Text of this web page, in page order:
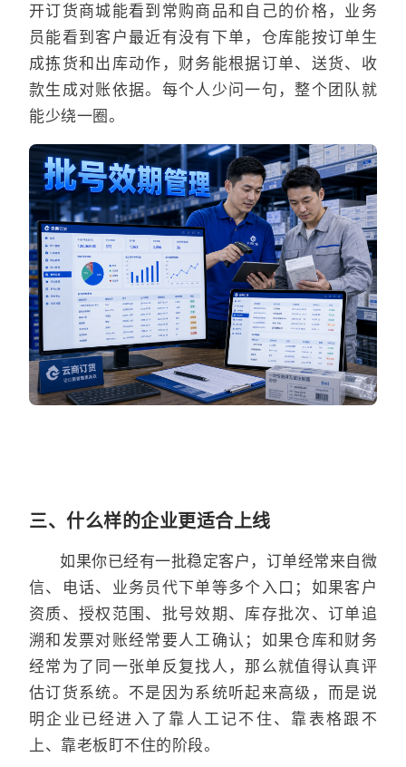
开订货商城能看到常购商品和自己的价格，业务
员能看到客户最近有没有下单，仓库能按订单生
成拣货和出库动作，财务能根据订单、送货、收
款生成对账依据。每个人少问一句，整个团队就
能少绕一圈。
三、什么样的企业更适合上线
如果你已经有一批稳定客户，订单经常来自微
信、电话、业务员代下单等多个入口；如果客户
资质、授权范围、批号效期、库存批次、订单追
溯和发票对账经常要人工确认；如果仓库和财务
经常为了同一张单反复找人，那么就值得认真评
估订货系统。不是因为系统听起来高级，而是说
明企业已经进入了靠人工记不住、靠表格跟不
上、靠老板盯不住的阶段。